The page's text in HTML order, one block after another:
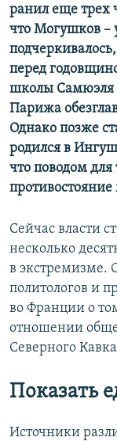
ранил еще трех
что Могушков –
перед
школы Самюэля
Парижа
Однако позже
родился в
что поводом для
Сейчас власти
несколько
в экстремизме.
политологов и
во Франции о
отношении
Северного
Показать
Источники